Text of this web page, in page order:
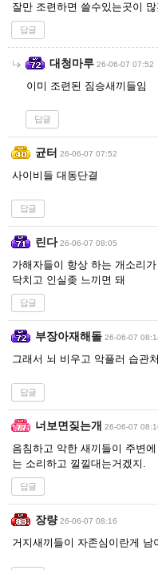
잘만 조련하면 쓸수있는곳이 많
답글
대청마루 26-06-07 07:52
이미 조련된 짐승새끼들임
답글
균터 26-06-07 07:52
사이비들 대동단결
답글
린다 26-06-07 08:05
가해자들이 항상 하는 개소리
닥치고 인실좆 느끼면 돼
답글
부장아재해돌 26-06-07
그래서 뇌 비우고 악플러 습관
답글
너보면짖는개 26-06-07
음침하고 악한 새끼들이 주변
는 소리하고 낄낄대는거겠지.
답글
장량 26-06-07 08:16
거지새끼들이 자존심이란게 남